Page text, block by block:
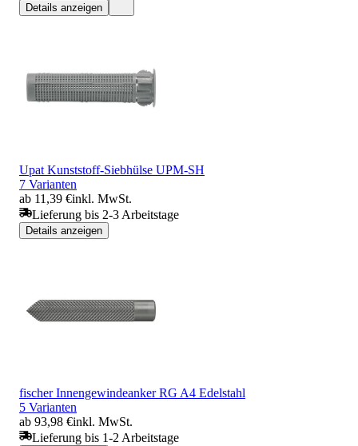
Details anzeigen
Upat Kunststoff-Siebhülse UPM-SH
7 Varianten
ab 11,39 €inkl. MwSt.
Lieferung bis 2-3 Arbeitstage
Details anzeigen
fischer Innengewindeanker RG A4 Edelstahl
5 Varianten
ab 93,98 €inkl. MwSt.
Lieferung bis 1-2 Arbeitstage